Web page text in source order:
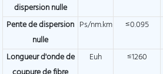
dispersion nulle
Pente de dispersion
nulle
Ps/nm.km ≤0.095
Longueur d'onde de
Euh ≤1260